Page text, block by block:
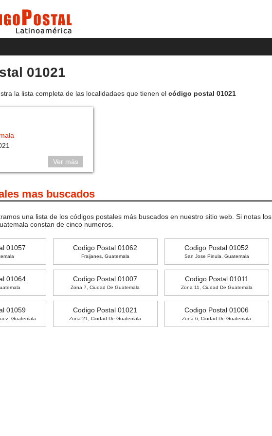
01021
la lista completa de las localidadaes que tienen el código postal 01021
Ver más
mas buscados
una lista de los códigos postales más buscados en nuestro sitio web. Si notas los
constan de cinco numeros.
01057 Codigo Postal 01062
Fraijanes, Guatemala
Codigo Postal 01052
San Jose Pinula, Guatemala
01064 Codigo Postal 01007
Zona 7, Ciudad De Guatemala
Codigo Postal 01011
Zona 11, Ciudad De Guatemala
01059
Guatemala
Codigo Postal 01021
Zona 21, Ciudad De Guatemala
Codigo Postal 01006
Zona 6, Ciudad De Guatemala